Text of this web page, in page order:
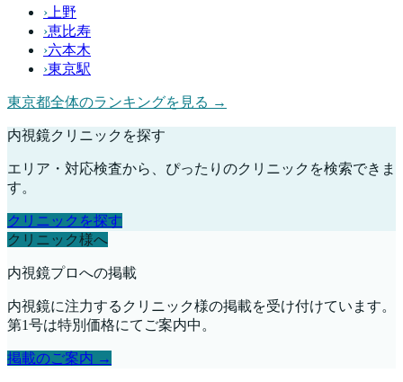
› 上野
›恵比寿
›六本木
›東京駅
東京都全体のランキングを見る →
内視鏡クリニックを探す
エリア・対応検査から、ぴったりのクリニックを検索できま
す。
クリニックを探す
クリニック様へ
内視鏡プロへの掲載
内視鏡に注力するクリニック様の掲載を受け付けています。
第1号は特別価格にてご案内中。
掲載のご案内 →